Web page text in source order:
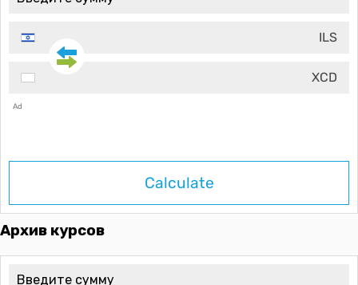
ILS
XCD
Ad
Calculate
Архив курсов